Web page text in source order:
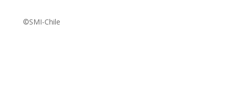
©SMI-Chile